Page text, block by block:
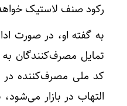
رکود صنف لاستیک
به گفته او، در صورت
تمایل مصرف‌کنندگان به
کد ملی مصرف‌کننده در
التهاب در بازار